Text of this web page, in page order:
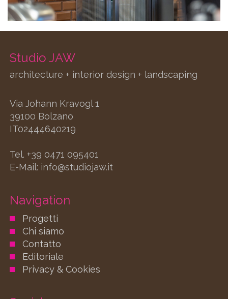
Studio JAW
architecture + interior design + landscaping
Via Johann Kravogl 1
39100 Bolzano
IT02444640219
Tel. +39 0471 095401
E-Mail: info@studiojaw.it
Navigation
Progetti
Chi siamo
Contatto
Editoriale
Privacy & Cookies